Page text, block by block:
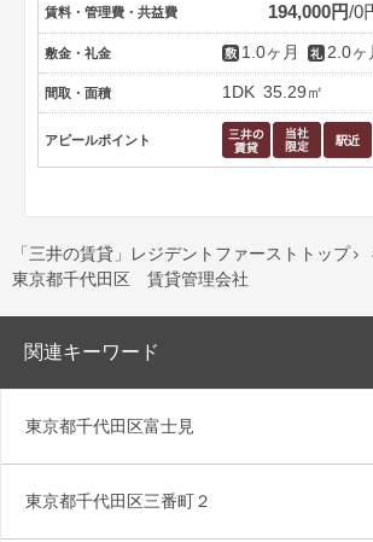
賃料・管理費・共益費 194,000円 0
敷金・礼金 1.0ヶ月 2.0ヶ
間取・面積 1DK 35.29㎡
アピールポイント
「三井の賃貸」レジデントファーストトップ 
東京都千代田区 賃貸管理会社
関連キーワード
東京都千代田区富士見
東京都千代田区三番町２